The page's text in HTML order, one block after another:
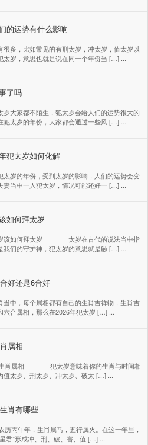
的运势有什么影响
多，比如常见的有刑太岁，冲太岁，值太岁以
太岁，意思也就是说在同一个年份当 […] ...
了吗
都不陌生，犯太岁会给人们的运势很大的
犯太岁的年份，大家都会通过一些风 […] ...
犯太岁如何化解
岁的年份，受到太岁的影响，人们的运势会变
妻当中一人犯太岁，情况可能还好一 […] ...
如何拜太岁
该如何拜太岁 太岁在古代的说法当中指
我们的守护神，犯太岁的意思就是触 […] ...
好还是6合好
每个属相都有自己的生肖吉祥物，生肖吉
合属相，那么在2026年犯太岁 […] ...
属相
肖属相 犯太岁意味着你的生肖与时间相
值太岁、刑太岁、冲太岁、破太 […] ...
肖有哪些
年，生肖属马，五行属火。在这一年里，
君”形成冲、刑、破、害、值 […] ...